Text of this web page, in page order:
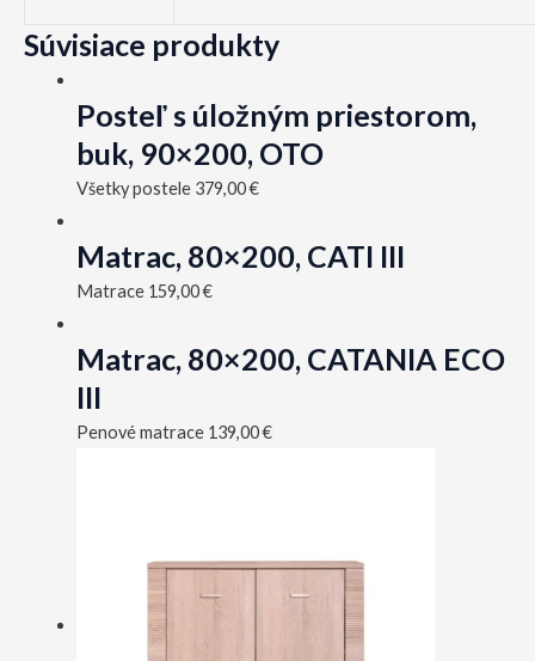
Súvisiace produkty
Posteľ s úložným priestorom,
buk, 90×200, OTO
Všetky postele 379,00€
Matrac, 80×200, CATI III
Matrace 159,00€
Matrac, 80×200, CATANIA ECO
III
Penové matrace 139,00€